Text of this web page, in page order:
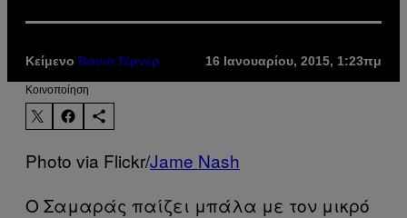
Κείμενο Βάνια Τέρνερ 16 Ιανουαρίου, 2015, 1:23πμ
Kοινοποίηση
Photo via Flickr/Jame Nash
Ο Σαμαράς παίζει μπάλα με τον μικρό